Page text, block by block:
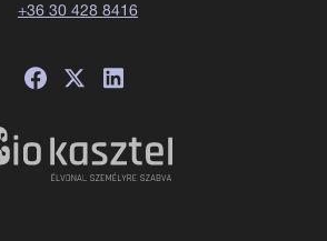
+36 30 428 8416